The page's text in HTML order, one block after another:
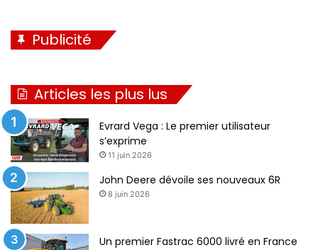
Publicité
Articles les plus lus
Evrard Vega : Le premier utilisateur
s’exprime
11 juin 2026
John Deere dévoile ses nouveaux 6R
8 juin 2026
Un premier Fastrac 6000 livré en France